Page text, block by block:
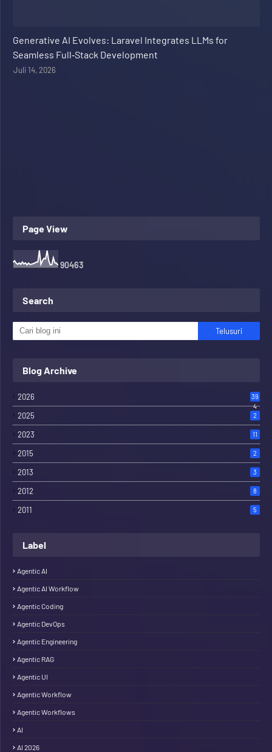
Generative AI Evolves: Laravel Integrates LLMs for
Seamless Full‑Stack Development
Juli 14, 2026
Page View
90463
Search
Blog Archive
2026
39
4
2025 2
2023 11
2015 2
2013 3
2012 8
2011 5
Label
Agentic AI
Agentic AI Workflow
Agentic Coding
Agentic DevOps
Agentic Engineering
Agentic RAG
Agentic UI
Agentic Workflow
Agentic Workflows
AI
AI 2026